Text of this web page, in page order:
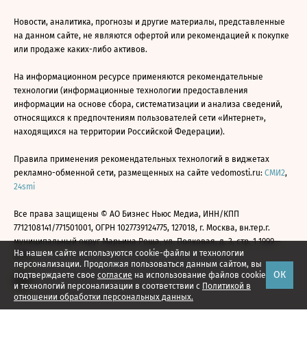
На нашем сайте используются cookie-файлы и технологии
персонализации. Продолжая пользоваться данным сайтом, вы
подтверждаете свое согласие на использование файлов cookie
и технологий персонализации в соответствии с Политикой в
отношении обработки персональных данных.
ОК
Новости, аналитика, прогнозы и другие материалы, представленные
на данном сайте, не являются офертой или рекомендацией к покупке
или продаже каких-либо активов.
На информационном ресурсе применяются рекомендательные
технологии (информационные технологии предоставления
информации на основе сбора, систематизации и анализа сведений,
относящихся к предпочтениям пользователей сети «Интернет»,
находящихся на территории Российской Федерации).
Правила применения рекомендательных технологий в виджетах
рекламно-обменной сети, размещенных на сайте vedomosti.ru: СМИ2,
24smi
Все права защищены © АО Бизнес Ньюс Медиа, ИНН/КПП
7712108141/771501001, ОГРН 1027739124775, 127018, г. Москва, вн.тер.г.
муниципальный округ Марьина Роща, ул. Полковая, д. 3, стр. 1 1999—
2026